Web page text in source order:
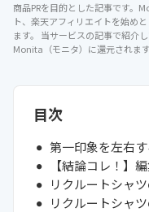
商品PRを目的とした記事です。
ト、楽天アフィリエイトを始め
ます。 当サービスの記事で紹介
Monita（モニタ）に還元されます
目次
第一印象を左右
【結論コレ！】
リクルートシャ
リクルートシャ